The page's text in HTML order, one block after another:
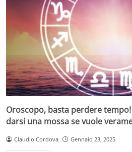
Oroscopo, basta perdere
darsi una mossa se vuole
Claudio Cordova Gennaio 23, 2025